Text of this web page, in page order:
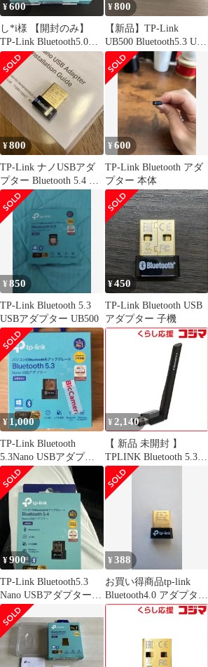
¥600
し*i様 【開封のみ】
TP-Link Bluetooth5.0
USBアダプタU
¥800
【新品】TP-Link
UB500 Bluetooth5.3 USB
アダプター
¥800
TP-Link ナノUSBアダ
プター Bluetooth 5.4 ブ
ルートゥース
¥600
TP-Link Bluetooth アダ
プター 本体
¥850
TP-Link Bluetooth 5.3
USBアダプター UB500
¥450
TP-Link Bluetooth USB
アダプター 子機
¥ 1,000
TP-Link Bluetooth
5.3Nano USBアダプタ
ー UB500
¥ 2,140
【 新品 未開封 】
TPLINK Bluetooth 5.3
ハイパワー USBアダプ
タ ブルートゥース子機
PC用 UB500PLUS 未使
用 送料無料
¥900
TP-Link Bluetooth5.3
Nano USBアダプター
UB500
¥388
お買い得商品tp-link
Bluetooth4.0 アダプター
UB4A